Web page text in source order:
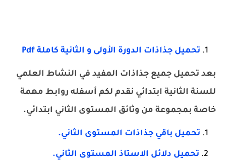
تحميل جذاذات الدورة الأولى و الثانية كاملة Pdf
بعد تحميل جميع جذاذات المفيد في النشاط العلمي
للسنة الثانية ابتدائي نقدم لكم أسفله روابط مهمة
خاصة بمجموعة من وثائق المستوى الثاني ابتدائي.
تحميل باقي جذاذات المستوى الثاني.
تحميل دلائل الاستاذ المستوى الثاني.